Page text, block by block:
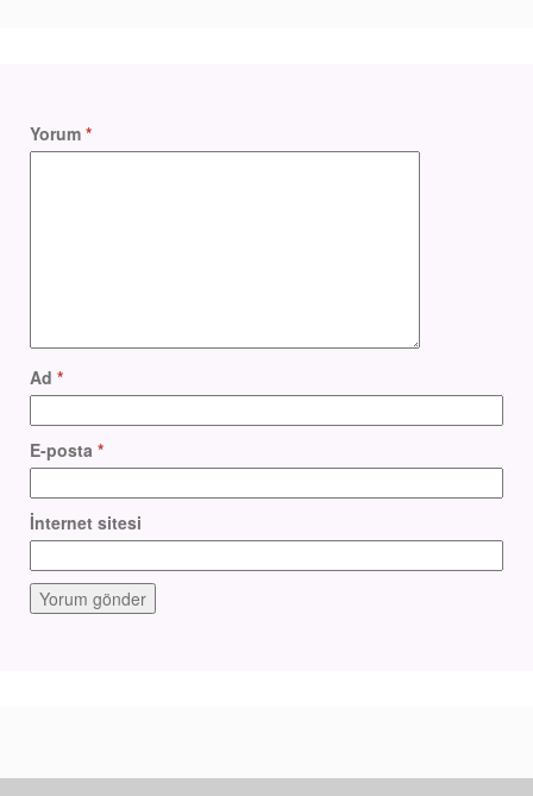
Yorum *
Ad *
E-posta *
İnternet sitesi